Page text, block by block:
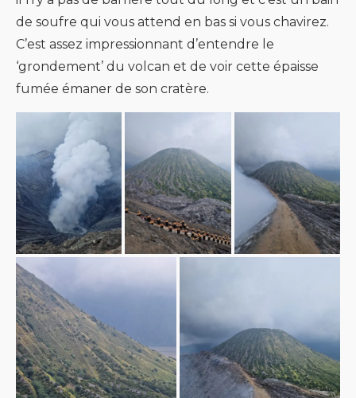
de soufre qui vous attend en bas si vous chavirez.
C’est assez impressionnant d’entendre le
‘grondement’ du volcan et de voir cette épaisse
fumée émaner de son cratère.